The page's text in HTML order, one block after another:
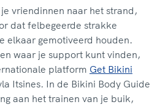
vriendinnen naar het strand,
dat felbegeerde strakke
elkaar gemotiveerd houden.
waar je support kunt vinden,
platform Get Bikini
Itsines. In de Bikini Body Guide
aan het trainen van je buik,